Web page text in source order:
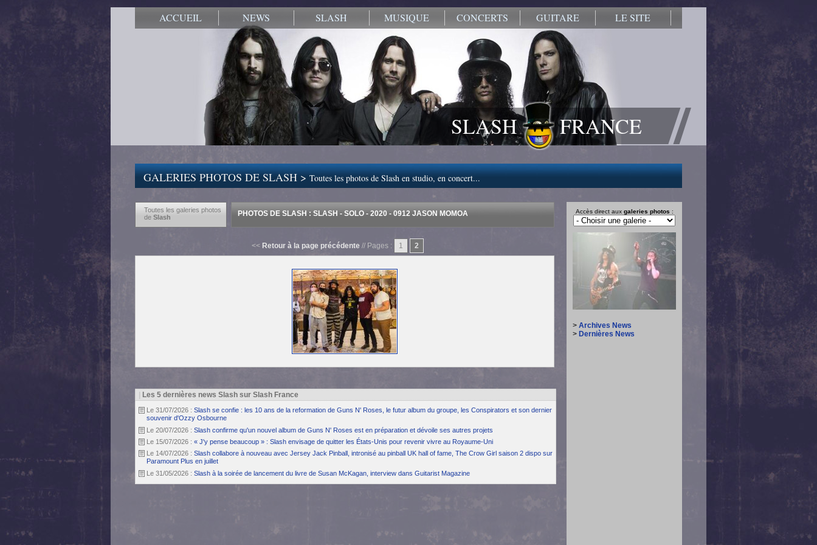
ACCUEIL NEWS SLASH MUSIQUE CONCERTS GUITARE LE SITE
SLASH FRANCE
GALERIES PHOTOS DE SLASH >Toutes les photos de Slash en studio, en concert...
Toutes les galeries photos
de Slash PHOTOS DE SLASH : SLASH - SOLO - 2020 - 0912 JASON MOMOA
<< Retour à la page précédente // Pages : 1 2
Les 5 dernières news Slash sur Slash France
Le 31/07/2026 : Slash se confie : les 10 ans de la reformation de Guns N' Roses, le futur album du groupe, les Conspirators et son dernier
souvenir d'Ozzy Osbourne
Le 20/07/2026 : Slash confirme qu'un nouvel album de Guns N' Roses est en préparation et dévoile ses autres projets
Le 15/07/2026 : « J'y pense beaucoup » : Slash envisage de quitter les États-Unis pour revenir vivre au Royaume-Uni
Le 14/07/2026 : Slash collabore à nouveau avec Jersey Jack Pinball, intronisé au pinball UK hall of fame, The Crow Girl saison 2 dispo sur
Paramount Plus en juillet
Le 31/05/2026 : Slash à la soirée de lancement du livre de Susan McKagan, interview dans Guitarist Magazine
Accès direct aux galeries photos :
> Archives News
> Dernières News